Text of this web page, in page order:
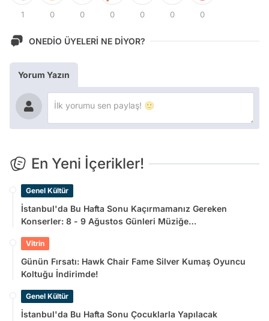
1 0 0 0 0 0 0
ONEDİO ÜYELERİ NE DİYOR?
Yorum Yazın
En Yeni İçerikler!
Genel Kültür
İstanbul'da Bu Hafta Sonu Kaçırmamanız Gereken
Konserler: 8 - 9 Ağustos Günleri Müziğe
Vitrin
Günün Fırsatı: Hawk Chair Fame Silver Kumaş Oyuncu
Koltuğu İndirimde!
Genel Kültür
İstanbul'da Bu Hafta Sonu Çocuklarla Yapılacak